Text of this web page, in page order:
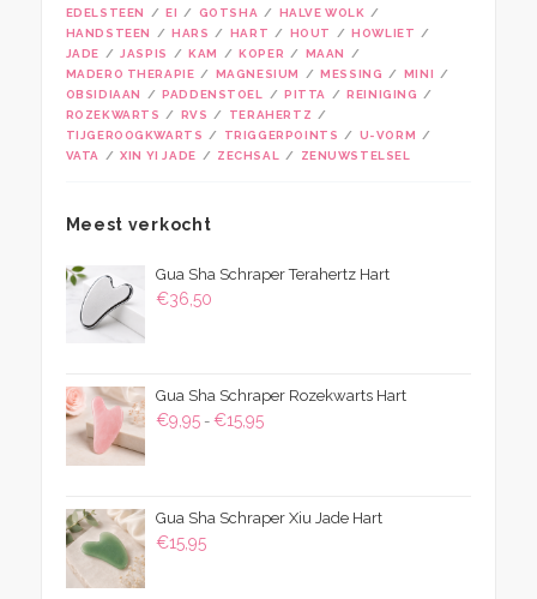
EDELSTEEN
EI GOTSHA
HALVE WOLK
HANDSTEEN
HARS HART HOUT
HOWLIET
JADE
JASPIS KAM KOPER
MAAN
MADERO THERAPIE
MAGNESIUM MESSING
MINI
OBSIDIAAN
PADDENSTOEL PITTA
REINIGING
ROZEKWARTS
RVS
TERAHERTZ
TIJGEROOGKWARTS
TRIGGERPOINTS
U-VORM
VATA
XIN YI JADE ZECHSAL ZENUWSTELSEL
Meest verkocht
Gua Sha Schraper Terahertz Hart
€36,50
Gua Sha Schraper Rozekwarts Hart
€9,95 - €15,95Prijsklasse:
Gua Sha Schraper Xiu Jade Hart
€15,95